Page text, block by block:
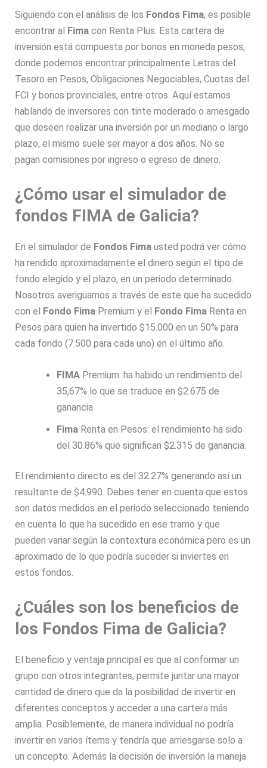
Siguiendo con el análisis de los Fondos Fima, es posible
encontrar al Fima con Renta Plus. Esta cartera de
inversión está compuesta por bonos en moneda pesos,
donde podemos encontrar principalmente Letras del
Tesoro en Pesos, Obligaciones Negociables, Cuotas del
FCI y bonos provinciales, entre otros. Aquí estamos
hablando de inversores con tinte moderado o arriesgado
que deseen realizar una inversión por un mediano o largo
plazo, el mismo suele ser mayor a dos años. No se
pagan comisiones por ingreso o egreso de dinero.
¿Cómo usar el simulador de
fondos FIMA de Galicia?
En el simulador de Fondos Fima usted podrá ver cómo
ha rendido aproximadamente el dinero según el tipo de
fondo elegido y el plazo, en un periodo determinado.
Nosotros averiguamos a través de este que ha sucedido
con el Fondo Fima Premium y el Fondo Fima Renta en
Pesos para quien ha invertido $15.000 en un 50% para
cada fondo (7.500 para cada uno) en el último año.
FIMAPremium: ha habido un rendimiento del
35,67% lo que se traduce en $2.675 de
ganancia
FimaRenta en Pesos: el rendimiento ha sido
del 30.86% que significan $2.315 de ganancia.
El rendimiento directo es del 32.27% generando así un
resultante de $4.990. Debes tener en cuenta que estos
son datos medidos en el periodo seleccionado teniendo
en cuenta lo que ha sucedido en ese tramo y que
pueden variar según la contextura económica pero es un
aproximado de lo que podría suceder si inviertes en
estos fondos.
¿Cuáles son los beneficios de
los Fondos Fima de Galicia?
El beneficio y ventaja principal es que al conformar un
grupo con otros integrantes, permite juntar una mayor
cantidad de dinero que da la posibilidad de invertir en
diferentes conceptos y acceder a una cartera más
amplia. Posiblemente, de manera individual no podría
invertir en varios ítems y tendría que arriesgarse solo a
un concepto. Además la decisión de inversión la maneja